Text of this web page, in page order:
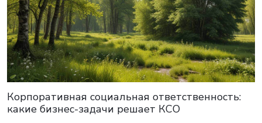
Корпоративная социальная ответственность:
какие бизнес-задачи решает КСО